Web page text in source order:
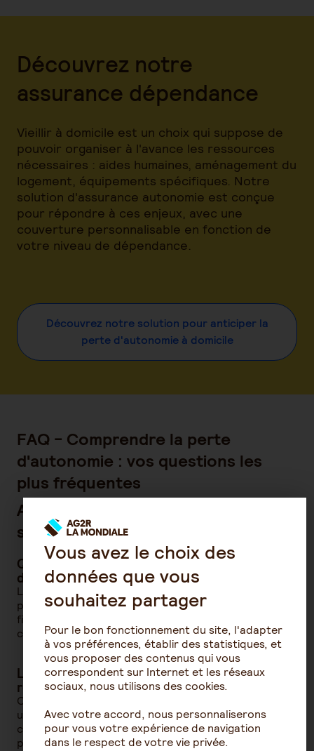
Découvrez notre
assurance dépendance
Vieillir à domicile est un choix qui suppose de
pouvoir organiser à l'avance les ressources
nécessaires : aides humaines, aménagement du
logement, équipements spécifiques. Notre
solution d'assurance autonomie est conçue
pour répondre à ces enjeux, avec une
couverture personnalisable en fonction de
votre niveau de dépendance.
Découvrez notre solution pour anticiper la
perte d'autonomie à domicile
FAQ - Comprendre la perte
d'autonomie : vos questions les
plus fréquentes
Aides financières et dispositifs de
soutien
Qui peut bénéficier de l’APA pour rester à
domicile ?
L’APA est destinée aux personnes âgées de 60 ans ou
plus, en perte d’autonomie (GIR 1 à 4). Elle permet de
financer l’aide à domicile, la téléassistance ou
certains aménagements.
Les aidants familiaux peuvent-ils être
rémunérés ?
Oui, dans certaines conditions. L’APA peut rémunérer
un proche aidant (hors conjoint). D’autres dispositifs
comme le congé de proche aidant ou les CESU
préfinancés existent également.
Vous avez le choix des
données que vous
souhaitez partager
Pour le bon fonctionnement du site, l'adapter
à vos préférences, établir des statistiques, et
vous proposer des contenus qui vous
correspondent sur Internet et les réseaux
sociaux, nous utilisons des cookies.
Avec votre accord, nous personnaliserons
pour vous votre expérience de navigation
dans le respect de votre vie privée.